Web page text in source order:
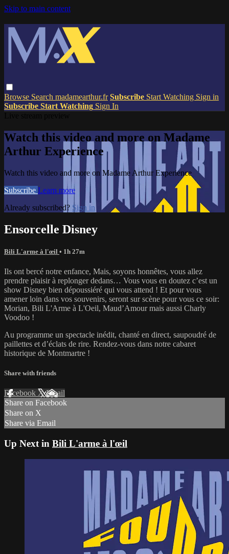
Skip to main content
Browse Search madamearthur.fr Subscribe Start Watching Sign in
Subscribe Start Watching Sign In
Watch this video and more on Madame
Arthur Experience
Watch this video and more on Madame Arthur Experience
Subscribe Learn more
Already subscribed? Sign in
Ensorcelle Disney
Bili L'arme à l'œil • 1h 27m
Ils ont bercé notre enfance, Mais, soyons honnêtes, vous allez
prendre plaisir à replonger dedans… Vous vous en doutez c’est un
show Disney bien dépoussiéré qui vous attend ! Et pour vous
amener loin dans vos souvenirs, seront sur scène pour vous ce soir:
Morian, Bili L'Arme à L'Oeil, Maud’Amour mais aussi Charly
Voodoo !
Au programme un spectacle inédit, chanté en direct, saupoudré de
paillettes et d’éclats de rire. Rendez-vous dans notre cabaret
historique de Montmartre !
Share with friends
Facebook XEmail
Share on Facebook
Share on X
Share via Email
Up Next in Bili L'arme à l'œil